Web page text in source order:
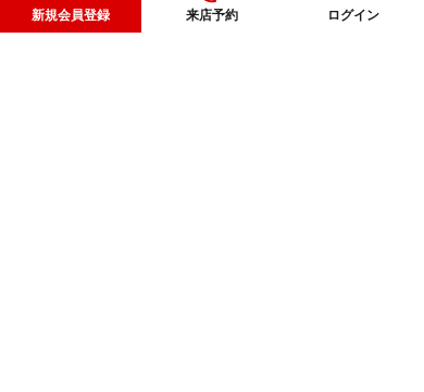
新規会員登録 来店予約 ログイン